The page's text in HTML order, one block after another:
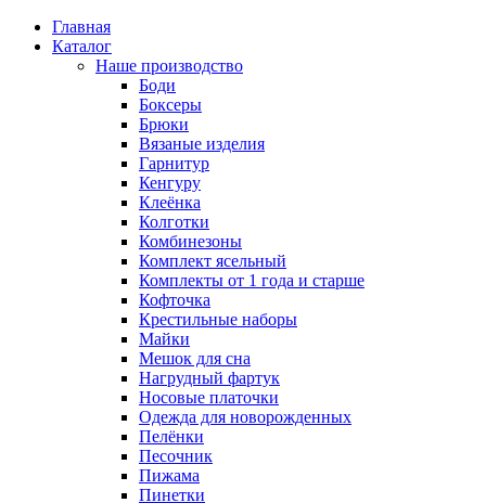
Главная
Каталог
Наше производство
Боди
Боксеры
Брюки
Вязаные изделия
Гарнитур
Кенгуру
Клеёнка
Колготки
Комбинезоны
Комплект ясельный
Комплекты от 1 года и старше
Кофточка
Крестильные наборы
Майки
Мешок для сна
Нагрудный фартук
Носовые платочки
Одежда для новорожденных
Пелёнки
Песочник
Пижама
Пинетки